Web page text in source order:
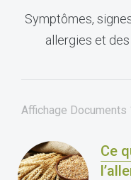
Symptômes,
allergies et
Affichage Documents
Ce